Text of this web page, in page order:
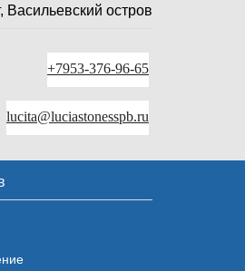
Васильевский остров
+7953-376-96-65
lucita@luciastonesspb.ru